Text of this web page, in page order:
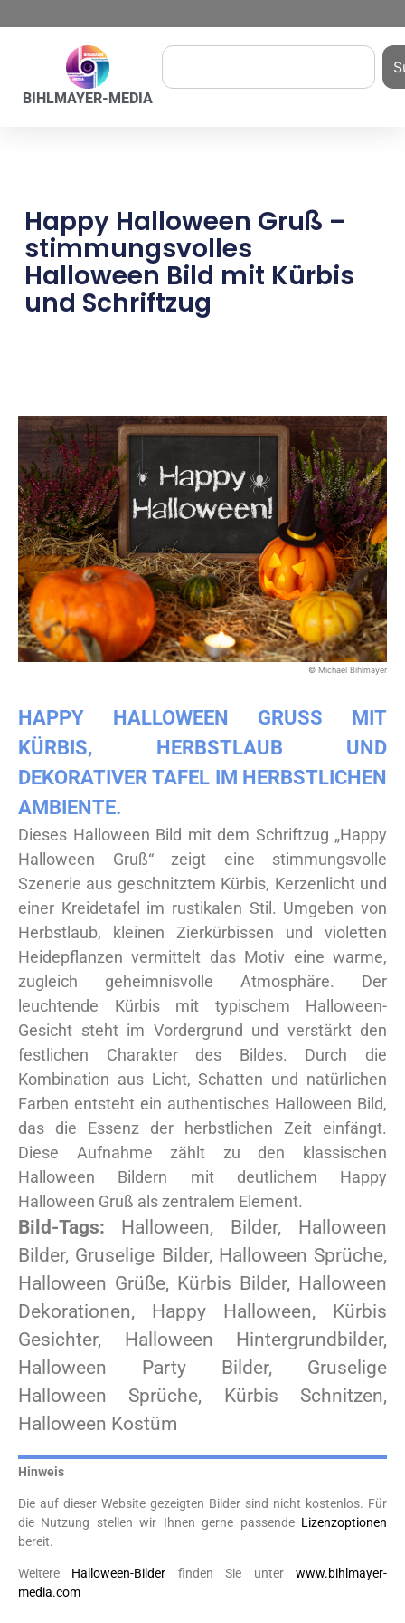
BIHLMAYER-MEDIA
Happy Halloween Gruß –
stimmungsvolles
Halloween Bild mit Kürbis
und Schriftzug
© Michael Bihlmayer
HAPPY HALLOWEEN GRUSS MIT K
ÜRBIS, HERBSTLAUB UND D
EKORATIVER TAFEL IM HERBSTLICHEN A
MBIENTE.
Dieses Halloween Bild mit dem Schriftzug „Happy
Halloween Gruß“ zeigt eine stimmungsvolle
Szenerie aus geschnitztem Kürbis, Kerzenlicht und
einer Kreidetafel im rustikalen Stil. Umgeben von
Herbstlaub, kleinen Zierkürbissen und violetten
Heidepflanzen vermittelt das Motiv eine warme,
zugleich geheimnisvolle Atmosphäre. Der
leuchtende Kürbis mit typischem Halloween-
Gesicht steht im Vordergrund und verstärkt den
festlichen Charakter des Bildes. Durch die
Kombination aus Licht, Schatten und natürlichen
Farben entsteht ein authentisches Halloween Bild,
das die Essenz der herbstlichen Zeit einfängt.
Diese Aufnahme zählt zu den klassischen
Halloween Bildern mit deutlichem Happy
Halloween Gruß als zentralem Element.
Bild-Tags: Halloween, Bilder, Halloween
Bilder, Gruselige Bilder, Halloween Sprüche,
Halloween Grüße, Kürbis Bilder, Halloween
Dekorationen, Happy Halloween, Kürbis
Gesichter, Halloween Hintergrundbilder,
Halloween Party Bilder, Gruselige
Halloween Sprüche, Kürbis Schnitzen,
Halloween Kostüm
Hinweis
Die auf dieser Website gezeigten Bilder sind nicht kostenlos. Für
die Nutzung stellen wir Ihnen gerne passende Lizenzoptionen
bereit.
Weitere Halloween-Bilder finden Sie unter www.bihlmayer-
media.com